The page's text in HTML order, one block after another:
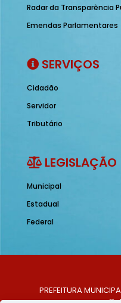
Radar da Transparência
Emendas Parlamentares
SERVIÇOS
Cidadão
Servidor
Tributário
LEGISLAÇÃO
Municipal
Estadual
Federal
PREFEITURA